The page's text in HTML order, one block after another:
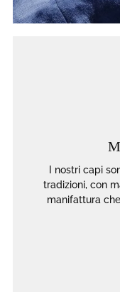
I nostri capi
tradizioni, con
manifattura